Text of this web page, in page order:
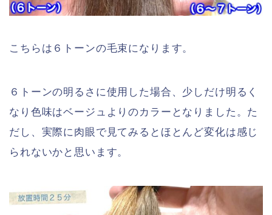
こちらは６トーンの毛束になります。
６トーンの明るさに使用した場合、少しだけ明るく
なり色味はベージュよりのカラーとなりました。た
だし、実際に肉眼で見てみるとほとんど変化は感じ
られないかと思います。